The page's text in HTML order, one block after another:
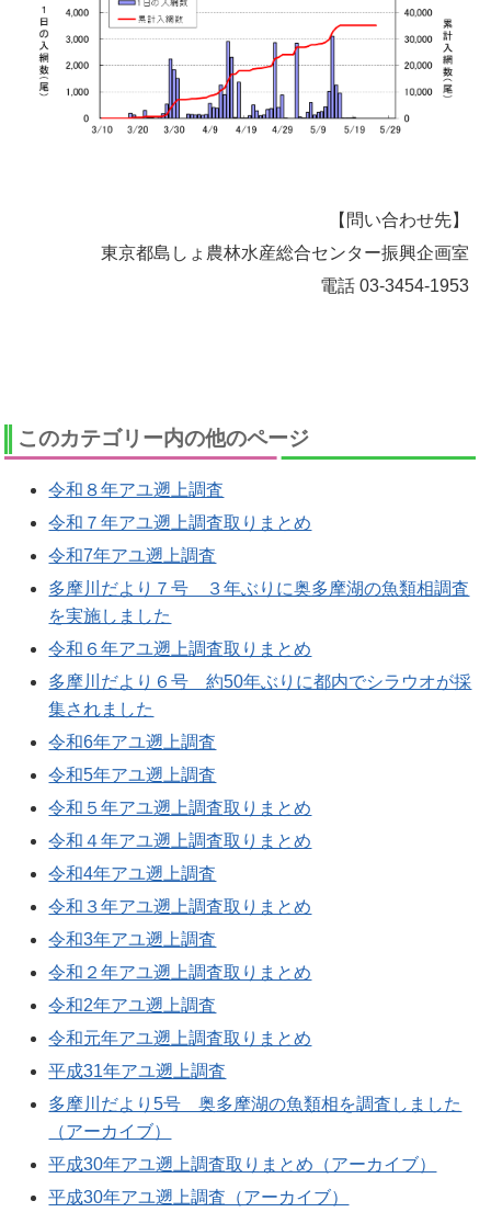
【問い合わせ先】
東京都島しょ農林水産総合センター振興企画室
電話 03-3454-1953
このカテゴリー内の他のページ
令和８年アユ遡上調査
令和７年アユ遡上調査取りまとめ
令和7年アユ遡上調査
多摩川だより７号 ３年ぶりに奥多摩湖の魚類相調査
を実施しました
令和６年アユ遡上調査取りまとめ
多摩川だより６号 約50年ぶりに都内でシラウオが採
集されました
令和6年アユ遡上調査
令和5年アユ遡上調査
令和５年アユ遡上調査取りまとめ
令和４年アユ遡上調査取りまとめ
令和4年アユ遡上調査
令和３年アユ遡上調査取りまとめ
令和3年アユ遡上調査
令和２年アユ遡上調査取りまとめ
令和2年アユ遡上調査
令和元年アユ遡上調査取りまとめ
平成31年アユ遡上調査
多摩川だより5号 奥多摩湖の魚類相を調査しました
（アーカイブ）
平成30年アユ遡上調査取りまとめ（アーカイブ）
平成30年アユ遡上調査（アーカイブ）